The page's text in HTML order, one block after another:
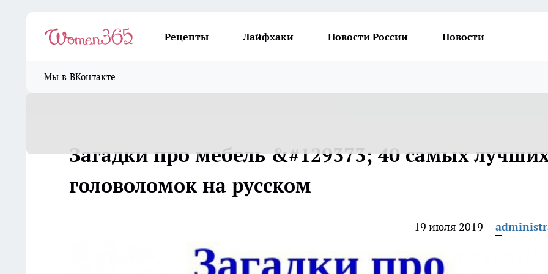
Рецепты Лайфхаки Новости России Новости
Мы в ВКонтакте
Загадки про мебель &#129373; 40 самых
головоломок на русском
19 июля 2019